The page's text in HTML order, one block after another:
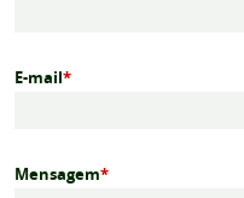
E-mail*
Mensagem*